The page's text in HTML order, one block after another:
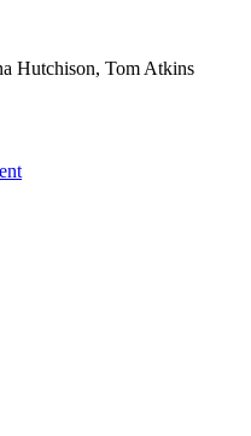
Hutchison, Tom Atkins